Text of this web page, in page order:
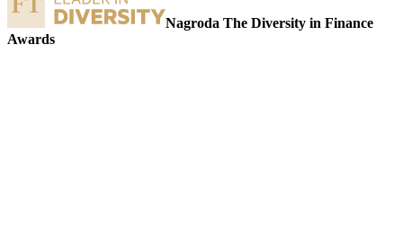
Nagroda The Diversity in Finance
Awards